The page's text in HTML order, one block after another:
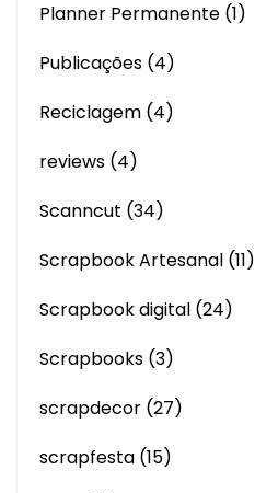
Planner Permanente (1)
Publicações (4)
Reciclagem (4)
reviews (4)
Scanncut (34)
Scrapbook Artesanal (11)
Scrapbook digital (24)
Scrapbooks (3)
scrapdecor (27)
scrapfesta (15)